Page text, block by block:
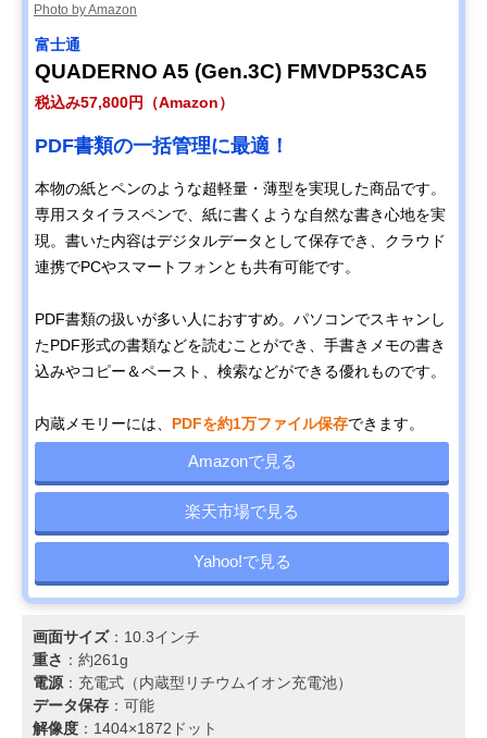
Photo by Amazon
富士通
QUADERNO A5 (Gen.3C) FMVDP53CA5
税込み57,800円（Amazon）
PDF書類の一括管理に最適！
本物の紙とペンのような超軽量・薄型を実現した商品です。
専用スタイラスペンで、紙に書くような自然な書き心地を実
現。書いた内容はデジタルデータとして保存でき、クラウド
連携でPCやスマートフォンとも共有可能です。
PDF書類の扱いが多い人におすすめ。パソコンでスキャンし
たPDF形式の書類などを読むことができ、手書きメモの書き
込みやコピー＆ペースト、検索などができる優れものです。
内蔵メモリーには、 PDFを約1万ファイル保存できます。
Amazonで見る
楽天市場で見る
Yahoo!で見る
画面サイズ：10.3インチ
重さ ：約261g
電源 ：充電式（内蔵型リチウムイオン充電池）
データ保存 ：可能
解像度 ：1404×1872ドット